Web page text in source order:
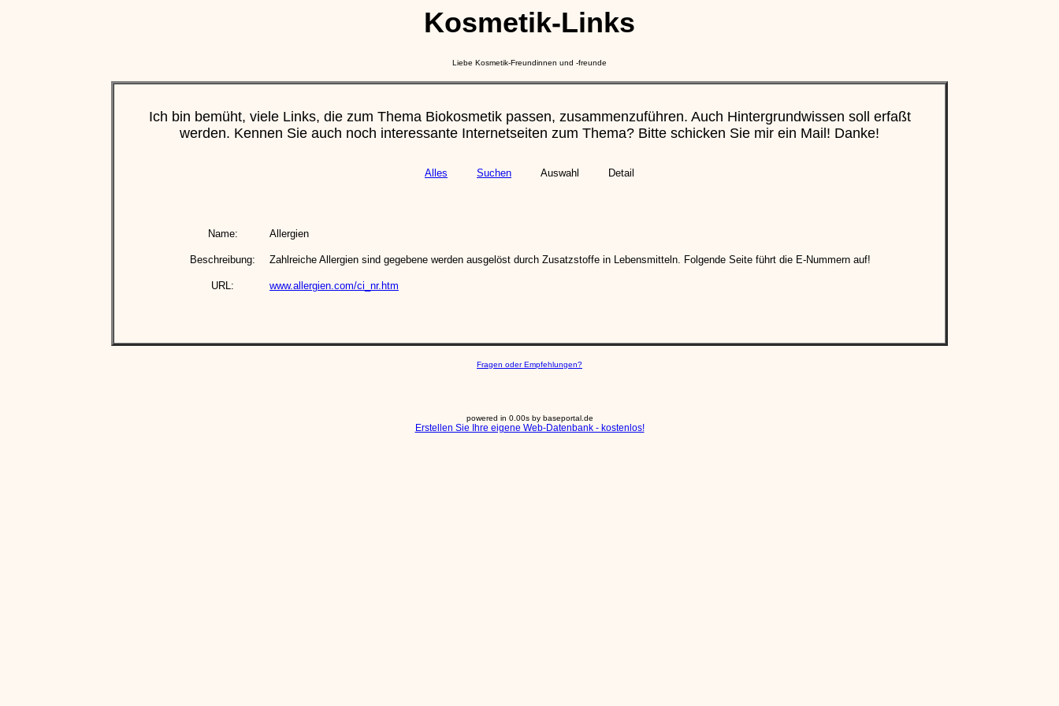
Kosmetik-Links
Liebe Kosmetik-Freundinnen und -freunde
Ich bin bemüht, viele Links, die zum Thema Biokosmetik passen, zusammenzuführen. Auch Hintergrundwissen soll erfaßt
werden. Kennen Sie auch noch interessante Internetseiten zum Thema? Bitte schicken Sie mir ein Mail! Danke!
Alles Suchen Auswahl Detail
Name: Allergien
Beschreibung: Zahlreiche Allergien sind gegebene werden ausgelöst durch Zusatzstoffe in Lebensmitteln. Folgende Seite führt die E-Nummern auf!
URL: www.allergien.com/ci_nr.htm
Fragen oder Empfehlungen?
powered in 0.00s by baseportal.de
Erstellen Sie Ihre eigene Web-Datenbank - kostenlos!